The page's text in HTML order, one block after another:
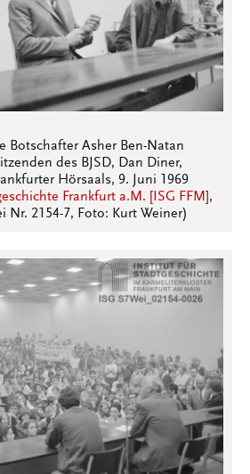
Botschafter Asher Ben-Natan
des BJSD, Dan Diner,
Hörsaals, 9. Juni 1969
Frankfurt a.M. [ISG FFM] ,
Nr. 2154-7, Foto: Kurt Weiner)